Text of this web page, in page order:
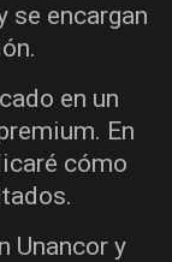
se encargan
en un
En
cómo
Unancor y